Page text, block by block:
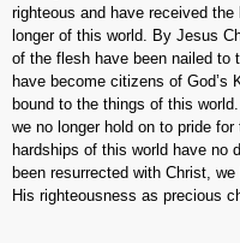
righteous and have received
longer of this world. By Jesus
of the flesh have been nailed to
have become citizens of God’s
bound to the things of this
we no longer hold on to pride
hardships of this world have no
been resurrected with Christ,
His righteousness as precious